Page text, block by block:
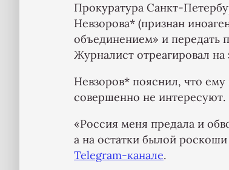
Прокуратура Санкт-
Невзорова* (признан
объединением» и передать
Журналист отреагировал на
Невзоров* пояснил, что
совершенно не интересуют.
«Россия меня предала и
а на остатки былой
Telegram-канале.